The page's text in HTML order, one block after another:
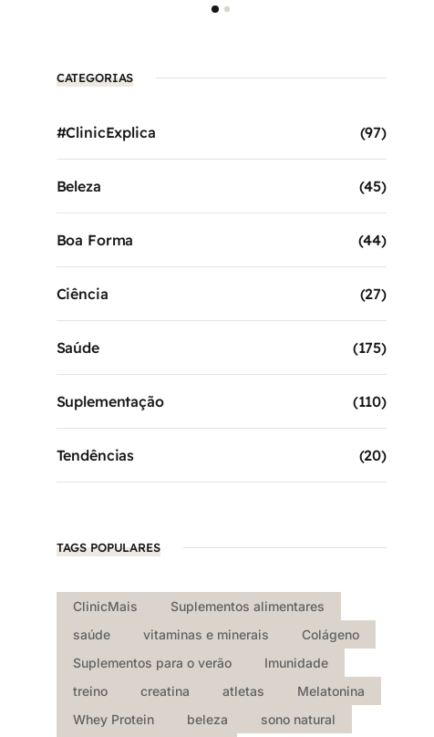
CATEGORIAS
#ClinicExplica (97)
Beleza (45)
Boa Forma (44)
Ciência (27)
Saúde (175)
Suplementação (110)
Tendências (20)
TAGS POPULARES
ClinicMais
Suplementos alimentares
saúde
vitaminas e minerais
Colágeno
Suplementos para o verão
Imunidade
treino
creatina atletas
Melatonina
Whey Protein
beleza
sono natural